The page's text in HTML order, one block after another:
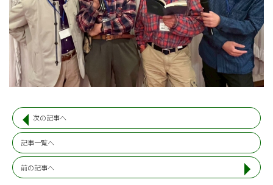
次の記事へ
記事一覧へ
前の記事へ